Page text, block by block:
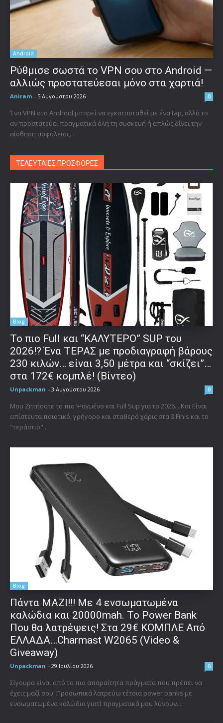
Android
Ρύθμισε σωστά το VPN σου στο Android —
αλλιώς προστατεύεσαι μόνο στα χαρτιά!
Aniram - 5 Αυγούστου 2026 0
Ένα VPN στο Android μπορεί να εγκατασταθεί με ένα tap, αλλά το
αν προστατεύει πραγματικά όλη τη συσκευή ή απλώς δίνει την
αίσθηση ασφάλειας...
ΤΕΛΕΥΤΑΙΕΣ ΠΡΟΣΦΟΡΕΣ
Blog
To πιο Full και “ΚΑΛΥΤΕΡΟ” SUP του
2026!? Ένα ΤΕΡΑΣ με προδιαγραφή βάρους
230 κιλών… είναι 3,50 μέτρα και “σκίζει”…
στα 172€ κομπλέ! (Βίντεο)
Unpackman - 3 Αυγούστου 2026 0
Μου Ζητήσατε το πιο Ψαγμένο και Full Sup για το 2026... Και Είναι
απίστευτα ποιοτικό, γρήγορο και σταθερό χάρις στα 3 Fin's και το
"τεράστιο"...
Blog
Πάντα ΜΑΖΙ!!! Με 4 ενσωματωμένα
καλώδια και 20000mah. Το Power Bank
Που θα λατρέψεις! Στα 29€ ΚΟΜΠΛΕ Από
ΕΛΛΑΔΑ…Charmast W2065 (Video &
Giveaway)
Unpackman - 29 Ιουλίου 2026 0
Σίγουρα είναι από τα πιο απαραίτητα πράγματα που πρέπει να
έχεις μαζί σου. Προσωπικά λατρεύω τέτοια power banks με
ενσωματωμένα καλώδια γιατί πραγματικά μου λύνουν...